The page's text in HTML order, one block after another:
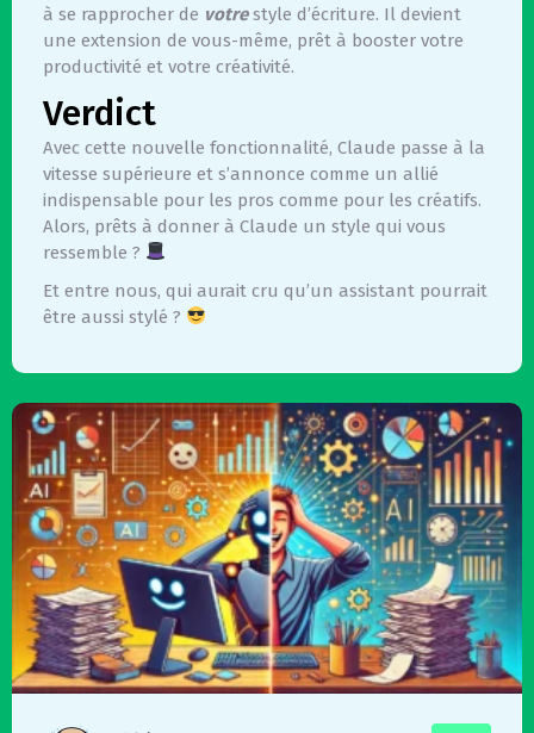
à se rapprocher de votrestyle d’écriture. Il devient
une extension de vous-même, prêt à booster votre
productivité et votre créativité.
Verdict
Avec cette nouvelle fonctionnalité, Claude passe à la
vitesse supérieure et s’annonce comme un allié
indispensable pour les pros comme pour les créatifs.
Alors, prêts à donner à Claude un style qui vous
ressemble ?
Et entre nous, qui aurait cru qu’un assistant pourrait
être aussi stylé ?